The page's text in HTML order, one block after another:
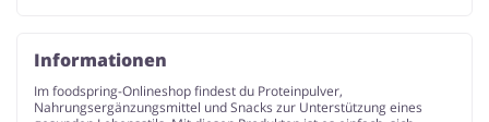
Informationen
Im foodspring-Onlineshop findest du Proteinpulver,
Nahrungsergänzungsmittel und Snacks zur Unterstützung eines